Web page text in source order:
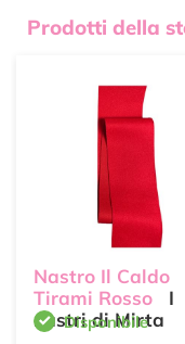
Prodotti della
Nastro Il Caldo
Tirami Rosso
I
nastri di Mirta
Disponibile